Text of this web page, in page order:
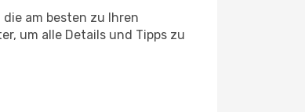
am besten zu Ihren
um alle Details und Tipps zu